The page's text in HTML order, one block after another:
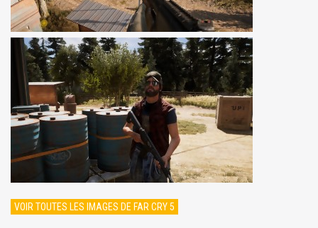
VOIR TOUTES LES IMAGES DE FAR CRY 5